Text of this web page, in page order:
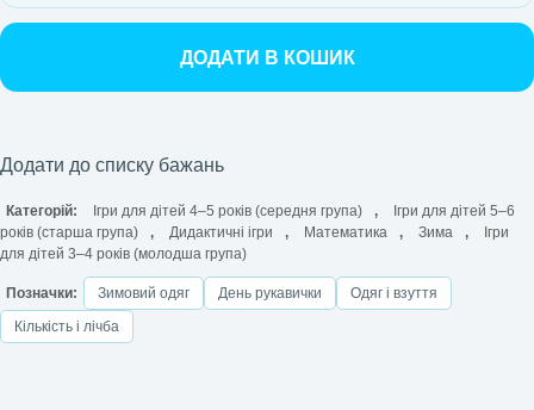
ДОДАТИ В КОШИК
Додати до списку бажань
Категорій: Ігри для дітей 4–5 років (середня група) ,
Ігри для дітей 5–6
років (старша група)
, Дидактичні ігри , Математика , Зима ,
Ігри
для дітей 3–4 років (молодша група)
Позначки: Зимовий одяг День рукавички
Одяг і взуття
Кількість і лічба